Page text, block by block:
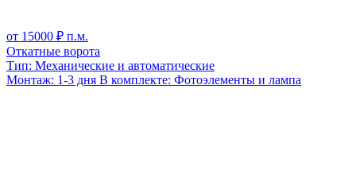
от 15000 ₽ п.м.
Откатные ворота
Тип: Механические и автоматические
Монтаж: 1-3 дня В комплекте: Фотоэлементы и лампа